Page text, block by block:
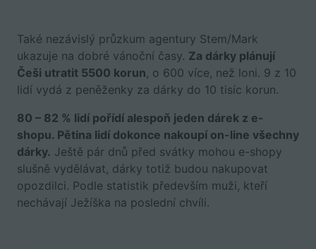
Také nezávislý průzkum agentury Stem/Mark
ukazuje na dobré vánoční časy. Za dárky plánují
Češi utratit 5500 korun, o 600 více, než loni. 9 z 10
lidí vydá z peněženky za dárky do 10 tisíc korun.
80 – 82 % lidí pořídí alespoň jeden dárek z e-
shopu. Pětina lidí dokonce nakoupí on-line všechny
dárky. Ještě pár dnů před svátky mohou e-shopy
slušně vydělávat, dárky totiž budou nakupovat
opozdilci. Podle statistik především muži, kteří
nechávají Ježíška na poslední chvíli.